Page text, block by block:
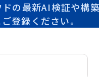
の最新AI検証や構
登録ください。